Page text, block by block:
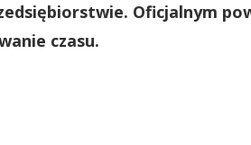
Oficjalnym
czasu.